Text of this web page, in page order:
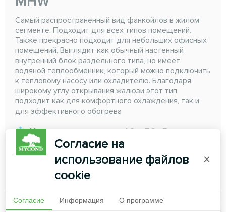
Самый распространенный вид фанкойлов в жилом
сегменте. Подходит для всех типов помещений.
Также прекрасно подходит для небольших офисных
помещений. Выглядит как обычный настенный
внутренний блок раздельного типа, но имеет
водяной теплообменник, который можно подключить
к тепловому насосу или охладителю. Благодаря
широкому углу открывания жалюзи этот тип
подходит как для комфортного охлаждения, так и
для эффективного обогрева
Мощность охлаждения: 1,8 ... 7,2 кВт
Мощность обогрева:2,6 ... 10,8 кВт
ЧИТАТЬ ДАЛЕЕ
Согласие на
использование файлов
cookie
×
Согласие Информация О программе